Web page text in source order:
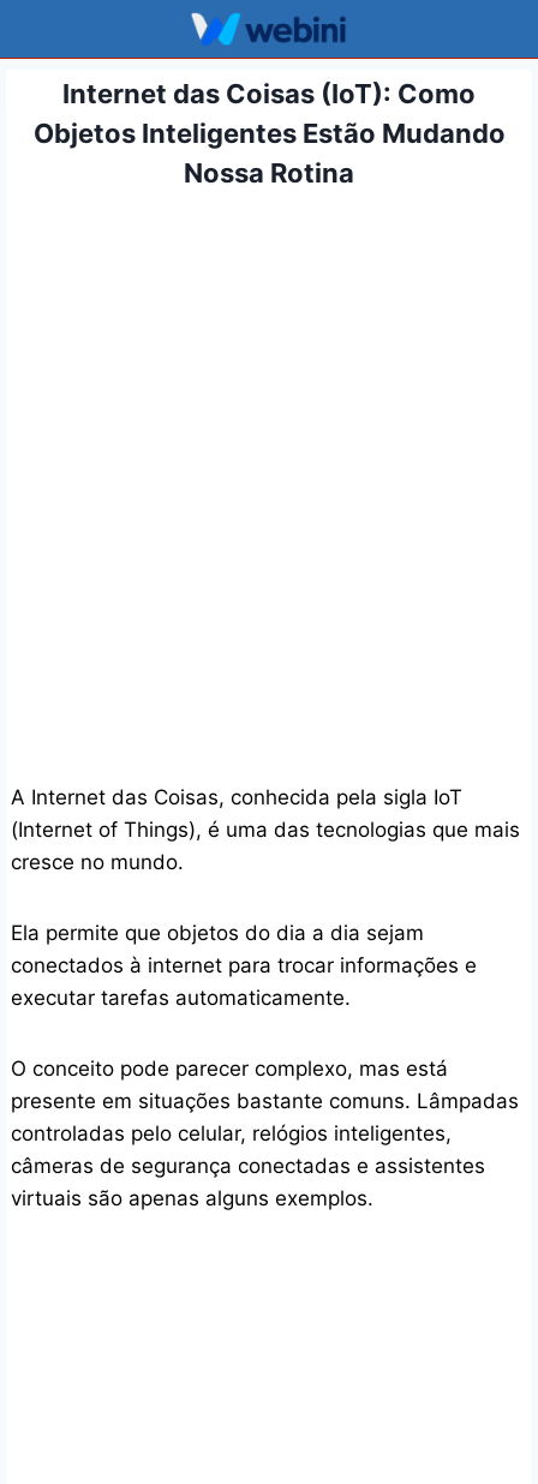
Conteúdo
Internet das Coisas (IoT): Como
Objetos Inteligentes Estão Mudando
Nossa Rotina
A Internet das Coisas, conhecida pela sigla IoT
(Internet of Things), é uma das tecnologias que mais
cresce no mundo.
Ela permite que objetos do dia a dia sejam
conectados à internet para trocar informações e
executar tarefas automaticamente.
O conceito pode parecer complexo, mas está
presente em situações bastante comuns. Lâmpadas
controladas pelo celular, relógios inteligentes,
câmeras de segurança conectadas e assistentes
virtuais são apenas alguns exemplos.